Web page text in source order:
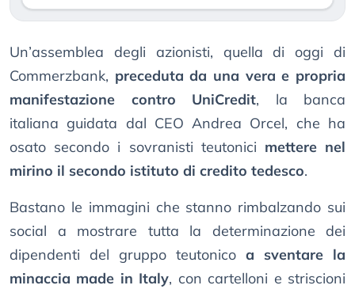
Un’assemblea degli azionisti, quella di oggi di
Commerzbank, preceduta da una vera e propria
manifestazione contro UniCredit, la banca
italiana guidata dal CEO Andrea Orcel, che ha
osato secondo i sovranisti teutonici mettere nel
mirino il secondo istituto di credito tedesco.
Bastano le immagini che stanno rimbalzando sui
social a mostrare tutta la determinazione dei
dipendenti del gruppo teutonico a sventare la
minaccia made in Italy, con cartelloni e striscioni